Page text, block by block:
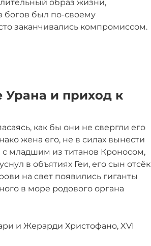
образ жизни,
богов был по-своему
заканчивались компромиссом.
Урана и приход к
как бы они не свергли его
жена его, не в силах вынести
с младшим из титанов Кроносом,
в объятиях Геи, его сын отсёк
на свет появились гиганты
в море родового органа
и Жерарди Христофано, XVI